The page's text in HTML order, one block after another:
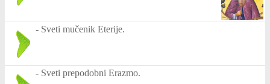
- Sveti mučenik Eterije.
- Sveti prepodobni Erazmo.